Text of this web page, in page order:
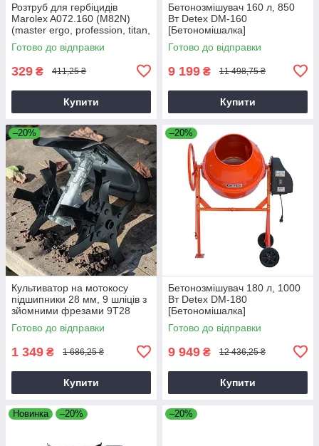
Розтруб для гербіцидів
Marolex A072.160 (M82N)
(master ergo, profession, titan,
x-line)
Готово до відправки
329 ₴ 411,25 ₴
Купити
Бетонозмішувач 160 л, 850
Вт Detex DM-160
[Бетономішалка]
Готово до відправки
9 199 ₴ 11 498,75 ₴
Купити
–20%
Культиватор на мотокосу
підшипники 28 мм, 9 шліців з
зйомними фрезами 9T28
Готово до відправки
1 349 ₴ 1 686,25 ₴
Купити
–20%
Бетонозмішувач 180 л, 1000
Вт Detex DM-180
[Бетономішалка]
Готово до відправки
9 949 ₴ 12 436,25 ₴
Купити
Новинка –20% –20%